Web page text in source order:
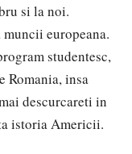
si la noi.
europeana.
studentesc,
Romania, insa
descurcareti in
istoria Americii.